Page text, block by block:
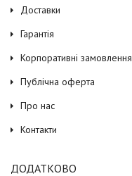
Доставки
Гарантія
Корпоративні замовлення
Публічна оферта
Про нас
Контакти
ДОДАТКОВО